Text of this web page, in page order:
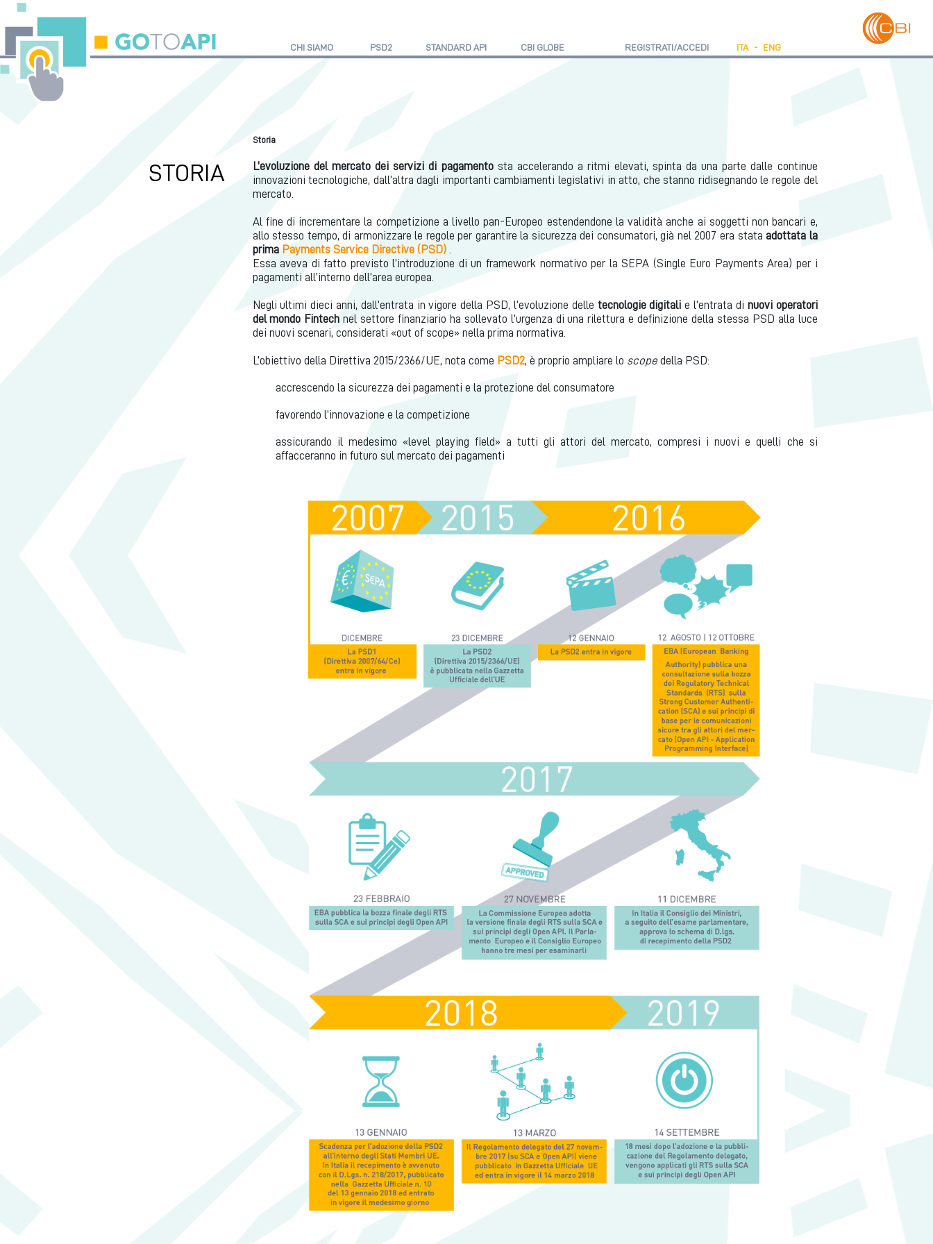
CHI SIAMO PSD2 STANDARD API CBI GLOBE REGISTRATI/ACCEDI ITA - ENG
Storia
STORIA L’evoluzione del mercato dei servizi di pagamentosta accelerando a ritmi elevati, spinta da una parte dalle continue
innovazioni tecnologiche, dall’altra dagli importanti cambiamenti legislativi in atto, che stanno ridisegnando le regole del
mercato.
Al fine di incrementare la competizione a livello pan-Europeo estendendone la validità anche ai soggetti non bancari e,
allo stesso tempo, di armonizzare le regole per garantire la sicurezza dei consumatori, già nel 2007 era stataadottata la
prima Payments Service Directive (PSD)
Essa aveva di fatto previsto l’introduzione di un framework normativo per la SEPA (Single Euro Payments Area) per i
pagamenti all’interno dell’area europea.
Negli ultimi dieci anni, dall’entrata in vigore della PSD, l’evoluzione delle tecnologie digitali e l’entrata di nuovi operatori
del mondo Fintechnel settore finanziario ha sollevato l’urgenza di una rilettura e definizione della stessa PSD alla luce
dei nuovi scenari, considerati «out of scope» nella prima normativa.
L’obiettivo della Direttiva 2015/2366/UE, nota come PSD2, è proprio ampliare lo scopedella PSD:
accrescendo la sicurezza dei pagamenti e la protezione del consumatore
favorendo l’innovazione e la competizione
assicurando il medesimo «level playing field» a tutti gli attori del mercato, compresi i nuovi e quelli che si
affacceranno in futuro sul mercato dei pagamenti